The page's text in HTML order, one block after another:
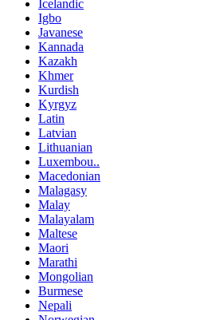
Icelandic
Igbo
Javanese
Kannada
Kazakh
Khmer
Kurdish
Kyrgyz
Latin
Latvian
Lithuanian
Luxembou..
Macedonian
Malagasy
Malay
Malayalam
Maltese
Maori
Marathi
Mongolian
Burmese
Nepali